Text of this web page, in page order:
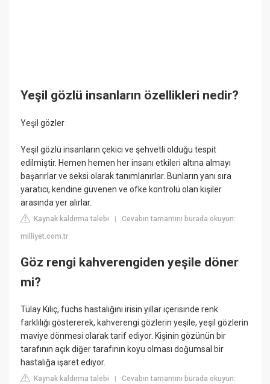
Yeşil gözlü insanların özellikleri nedir?
Yeşil gözler
Yeşil gözlü insanların çekici ve şehvetli olduğu tespit
edilmiştir. Hemen hemen her insanı etkileri altına almayı
başarırlar ve seksi olarak tanımlanırlar. Bunların yanı sıra
yaratıcı, kendine güvenen ve öfke kontrolü olan kişiler
arasında yer alırlar.
Kaynak kaldırma talebi |Cevabın tamamını burada okuyun:
milliyet.com.tr
Göz rengi kahverengiden yeşile döner
mi?
Tülay Kılıç, fuchs hastalığını irisin yıllar içerisinde renk
farklılığı göstererek, kahverengi gözlerin yeşile, yeşil gözlerin
maviye dönmesi olarak tarif ediyor. Kişinin gözünün bir
tarafının açık diğer tarafının koyu olması doğumsal bir
hastalığa işaret ediyor.
Kaynak kaldırma talebi |Cevabın tamamını burada okuyun: